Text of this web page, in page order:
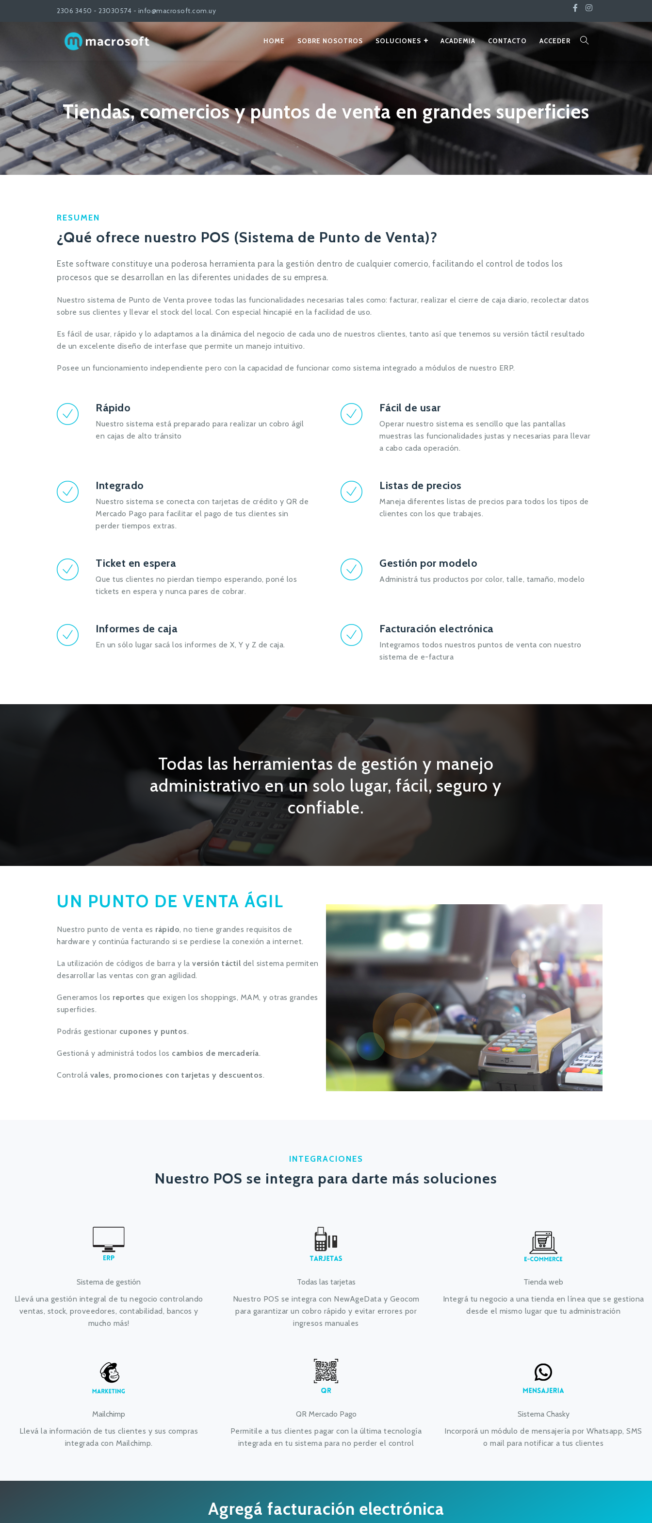
2306 3450 - 23030574 - info@macrosoft.com.uy
HOME SOBRE NOSOTROS SOLUCIONES ACADEMIA CONTACTO ACCEDER
Tiendas, comercios y puntos de venta en grandes superficies
RESUMEN
¿Qué ofrece nuestro POS (Sistema de Punto de Venta)?
Este software constituye una poderosa herramienta para la gestión dentro de cualquier comercio, facilitando el control de todos los
procesos que se desarrollan en las diferentes unidades de su empresa.
Nuestro sistema de Punto de Venta provee todas las funcionalidades necesarias tales como: facturar, realizar el cierre de caja diario, recolectar datos
sobre sus clientes y llevar el stock del local. Con especial hincapié en la facilidad de uso.
Es fácil de usar, rápido y lo adaptamos a la dinámica del negocio de cada uno de nuestros clientes, tanto así que tenemos su versión táctil resultado
de un excelente diseño de interfase que permite un manejo intuitivo.
Posee un funcionamiento independiente pero con la capacidad de funcionar como sistema integrado a módulos de nuestro ERP.
Rápido
Nuestro sistema está preparado para realizar un cobro ágil
en cajas de alto tránsito
Fácil de usar
Operar nuestro sistema es sencillo que las pantallas
muestras las funcionalidades justas y necesarias para llevar
a cabo cada operación.
Integrado
Nuestro sistema se conecta con tarjetas de crédito y QR de
Mercado Pago para facilitar el pago de tus clientes sin
perder tiempos extras.
Listas de precios
Maneja diferentes listas de precios para todos los tipos de
clientes con los que trabajes.
Ticket en espera
Que tus clientes no pierdan tiempo esperando, poné los
tickets en espera y nunca pares de cobrar.
Gestión por modelo
Administrá tus productos por color, talle, tamaño, modelo
Informes de caja
En un sólo lugar sacá los informes de X, Y y Z de caja.
Facturación electrónica
Integramos todos nuestros puntos de venta con nuestro
sistema de e-factura
Todas las herramientas de gestión y manejo
administrativo en un solo lugar, fácil, seguro y
confiable.
UN PUNTO DE VENTA ÁGIL
Nuestro punto de venta es rápido, no tiene grandes requisitos de
hardware y continúa facturando si se perdiese la conexión a internet.
La utilización de códigos de barra y la versión táctil del sistema permiten
desarrollar las ventas con gran agilidad.
Generamos los reportes que exigen los shoppings, MAM, y otras grandes
superficies.
Podrás gestionar cupones y puntos.
Gestioná y administrá todos los cambios de mercadería.
Controlá vales, promociones con tarjetas y descuentos.
INTEGRACIONES
Nuestro POS se integra para darte más soluciones
Sistema de gestión
Llevá una gestión integral de tu negocio controlando
ventas, stock, proveedores, contabilidad, bancos y
mucho más!
Todas las tarjetas
Nuestro POS se integra con NewAgeData y Geocom
para garantizar un cobro rápido y evitar errores por
ingresos manuales
Tienda web
Integrá tu negocio a una tienda en línea que se gestiona
desde el mismo lugar que tu administración
Mailchimp
Llevá la información de tus clientes y sus compras
integrada con Mailchimp.
QR Mercado Pago
Permitile a tus clientes pagar con la última tecnología
integrada en tu sistema para no perder el control
Sistema Chasky
Incorporá un módulo de mensajería por Whatsapp, SMS
o mail para notificar a tus clientes
Agregá facturación electrónica